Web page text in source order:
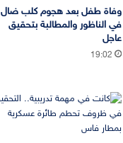
وفاة طفل بعد هجوم كلب ضال
في الناظور والمطالبة بتحقيق
عاجل
19:02